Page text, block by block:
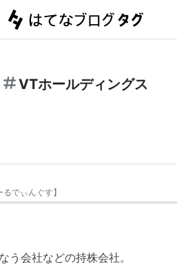
VTホールディングス
るでぃんぐす】
う会社などの持株会社。